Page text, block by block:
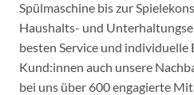
Spülmaschine bis zur
Haushalts- und
besten Service und individuelle
Kund:innen auch unsere
bei uns über 600 engagierte